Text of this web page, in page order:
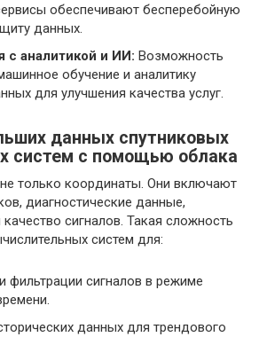
обеспечивают бесперебойную
данных.
с аналитикой и ИИ: Возможность
обучение и аналитику
для улучшения качества услуг.
данных спутниковых
систем с помощью облака
только координаты. Они включают
диагностические данные,
сигналов. Такая сложность
систем для:
фильтрации сигналов в режиме
данных для трендового